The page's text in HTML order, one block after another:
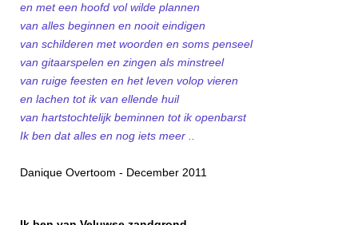
en met een hoofd vol wilde plannen
van alles beginnen en nooit eindigen
van schilderen met woorden en soms penseel
van gitaarspelen en zingen als minstreel
van ruige feesten en het leven volop vieren
en lachen tot ik van ellende huil
van hartstochtelijk beminnen tot ik openbarst
Ik ben dat alles en nog iets meer ..
Danique Overtoom - December 2011